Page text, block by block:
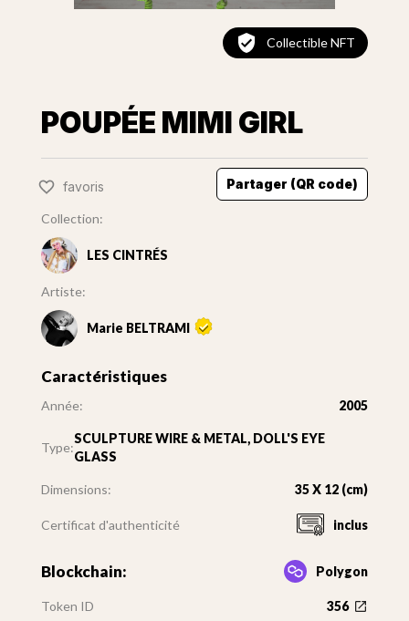
Collectible NFT
POUPÉE MIMI GIRL
favoris Partager (QR code)
Collection:
LES CINTRÉS
Artiste:
Marie BELTRAMI
Caractéristiques
Année: 2005
Type:
SCULPTURE WIRE & METAL, DOLL'S EYE
GLASS
Dimensions: 35 X 12 (cm)
Certificat d'authenticité inclus
Blockchain: Polygon
Token ID 356